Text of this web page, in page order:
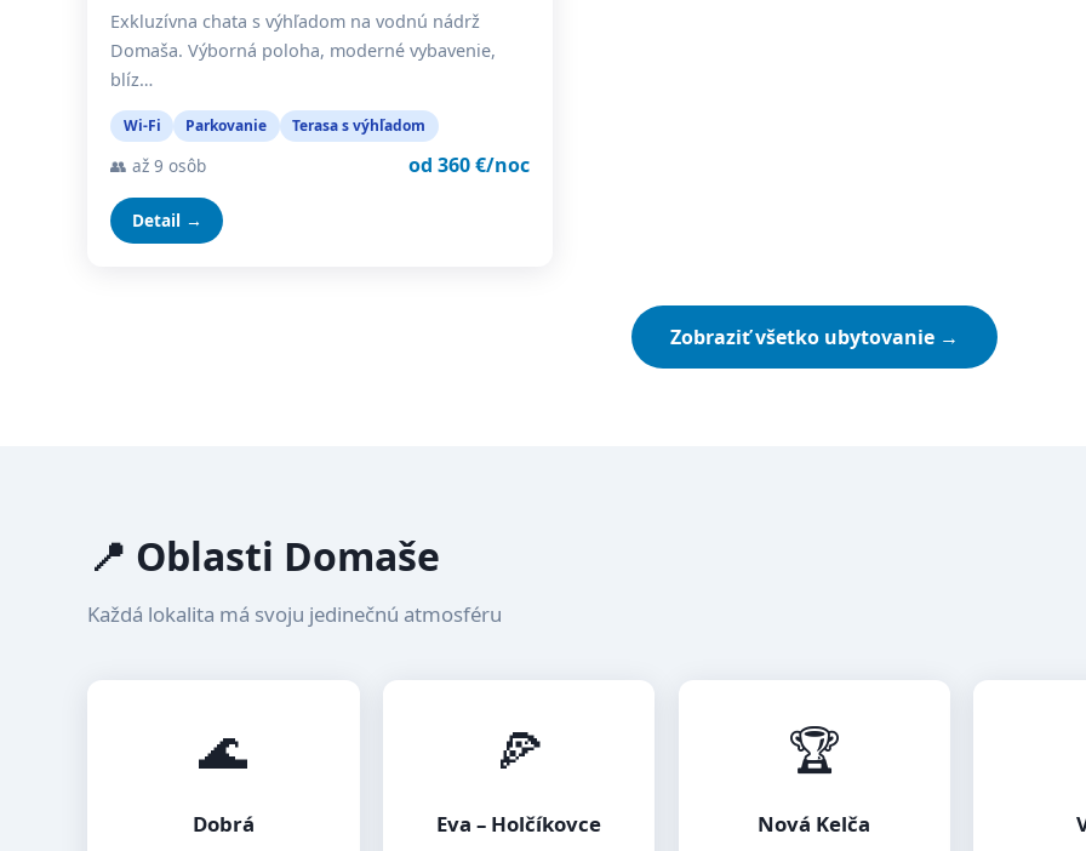
Exkluzívna chata s výhľadom na vodnú nádrž
Domaša. Výborná poloha, moderné vybavenie,
blíz…
Wi-Fi Parkovanie Terasa s výhľadom
👥 až 9 osôb od 360 €/noc
Detail →
Zobraziť všetko ubytovanie →
📍 Oblasti Domaše
Každá lokalita má svoju jedinečnú atmosféru
🌊
Dobrá
🍕
Eva – Holčíkovce
🏆
Nová Kelča